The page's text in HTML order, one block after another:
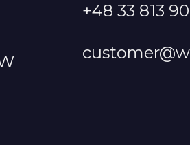
+48 33 813